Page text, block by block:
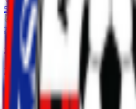
5- 1
2 0
2
2 -1
Destaques